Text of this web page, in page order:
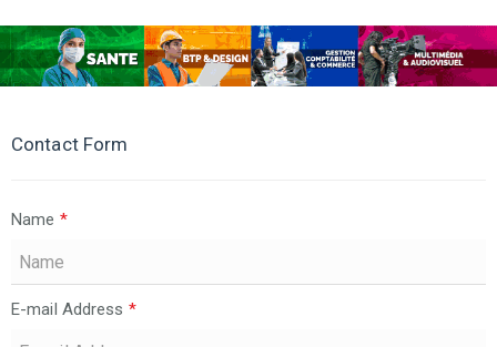
Contact Form
Name *
E-mail Address *